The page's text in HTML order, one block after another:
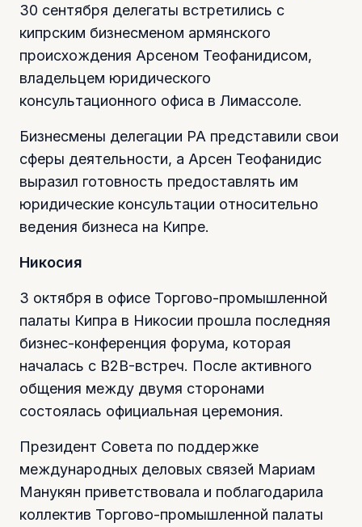
30 сентября делегаты встретились с
кипрским бизнесменом армянского
происхождения Арсеном Теофанидисом,
владельцем юридического
консультационного офиса в Лимассоле.
Бизнесмены делегации РА представили свои
сферы деятельности, а Арсен Теофанидис
выразил готовность предоставлять им
юридические консультации относительно
ведения бизнеса на Кипре.
Никосия
3 октября в офисе Торгово-промышленной
палаты Кипра в Никосии прошла последняя
бизнес-конференция форума, которая
началась с B2B-встреч. После активного
общения между двумя сторонами
состоялась официальная церемония.
Президент Совета по поддержке
международных деловых связей Мариам
Манукян приветствовала и поблагодарила
коллектив Торгово-промышленной палаты